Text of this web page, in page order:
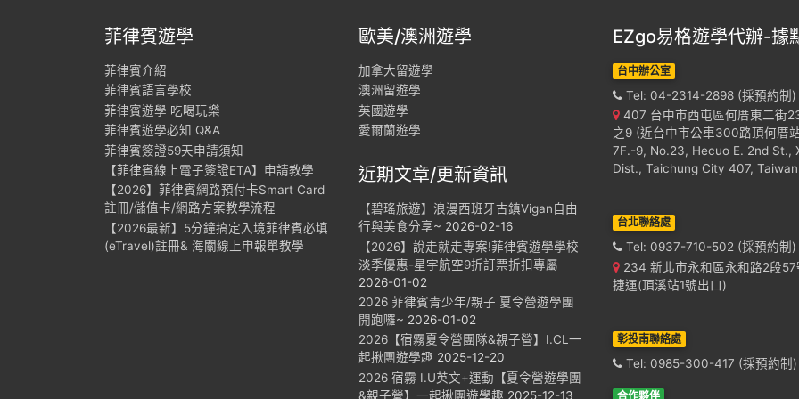
菲律賓遊學
菲律賓介紹
菲律賓語言學校
菲律賓遊學 吃喝玩樂
菲律賓遊學必知 Q&A
菲律賓簽證59天申請須知
【菲律賓線上電子簽證ETA】申請教學
【2026】菲律賓網路預付卡Smart Card
註冊/儲值卡/網路方案教學流程
【2026最新】5分鐘搞定入境菲律賓必填
(eTravel)註冊& 海關線上申報單教學
歐美/澳洲遊學
加拿大留遊學
澳洲留遊學
英國遊學
愛爾蘭遊學
近期文章/更新資訊
【碧瑤旅遊】浪漫西班牙古鎮Vigan自由
行與美食分享~ 2026-02-16
【2026】說走就走專案!菲律賓遊學學校
淡季優惠-星宇航空9折訂票折扣專屬
2026-01-02
2026 菲律賓青少年/親子 夏令營遊學團
開跑囉~ 2026-01-02
2026【宿霧夏令營團隊&親子營】I.CL一
起揪團遊學趣 2025-12-20
2026 宿霧 I.U英文+運動【夏令營遊學團
&親子營】一起揪團遊學趣 2025-12-13
EZgo易格遊學代辦-據
台中辦公室
Tel: 04-2314-2898 (採預約制)
407 台中市西屯區何厝東二街
之9 (近台中市公車300路頂何厝
7F.-9, No.23, Hecuo E. 2nd St.,
Dist., Taichung City 407, Taiwan
台北聯絡處
Tel: 0937-710-502 (採預約制)
234 新北市永和區永和路2段57
捷運(頂溪站1號出口)
彰投南聯絡處
Tel: 0985-300-417 (採預約制)
合作夥伴